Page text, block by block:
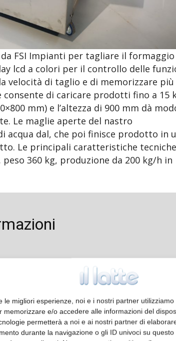
le migliori esperienze, noi e i nostri partner
memorizzare e/o accedere alle informazioni del
permetterà a noi e ai nostri partner di
durante la navigazione o gli ID univoci su
FSI Impianti per tagliare il formaggio
lcd a colori per il controllo delle
velocità di taglio e di memorizzare più
di caricare prodotti fino a 15
mm) e l’altezza di 900 mm dà
Le maglie aperte del nastro
acqua dal, che poi finisce prodotto in
Le principali caratteristiche tecniche
360 kg, produzione da 200 kg/h in